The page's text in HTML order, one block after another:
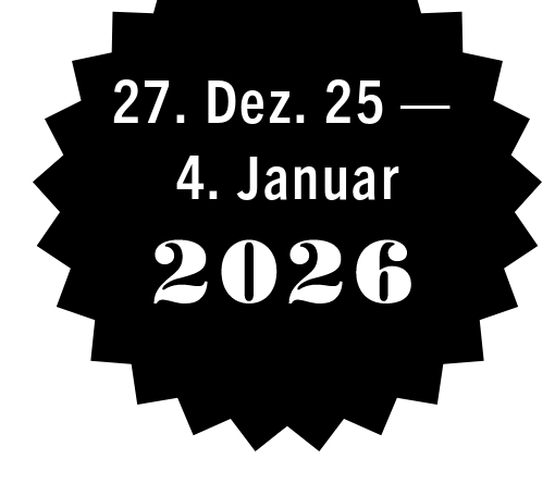
27. Dez. 25 —
4. Januar